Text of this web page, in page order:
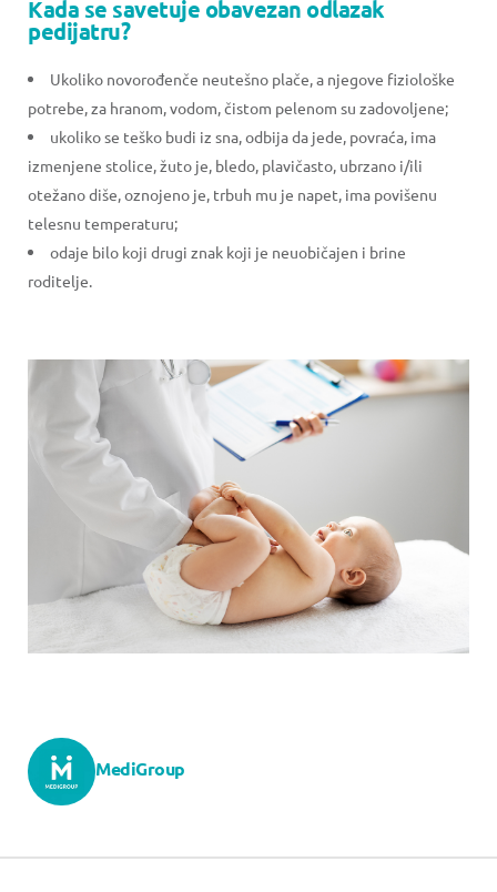
Kada se savetuje obavezan odlazak
pedijatru?
Ukoliko novorođenče neutešno plače, a njegove fiziološke
potrebe, za hranom, vodom, čistom pelenom su zadovoljene;
ukoliko se teško budi iz sna, odbija da jede, povraća, ima
izmenjene stolice, žuto je, bledo, plavičasto, ubrzano i/ili
otežano diše, oznojeno je, trbuh mu je napet, ima povišenu
telesnu temperaturu;
odaje bilo koji drugi znak koji je neuobičajen i brine
roditelje.
MediGroup